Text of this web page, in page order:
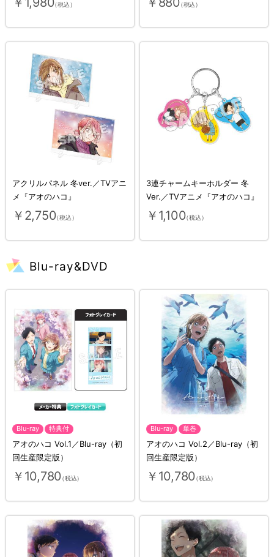
（税込） （税込）
アクリルパネル 冬ver.／TVアニ
メ『アオのハコ』
￥2,750（税込）
3連チャームキーホルダー 冬
Ver.／TVアニメ『アオのハコ』
￥1,100（税込）
Blu-ray&DVD
Blu-ray 特典付
アオのハコ Vol.1／Blu-ray（初
回生産限定版）
￥10,780（税込）
Blu-ray 単巻
アオのハコ Vol.2／Blu-ray（初
回生産限定版）
￥10,780（税込）